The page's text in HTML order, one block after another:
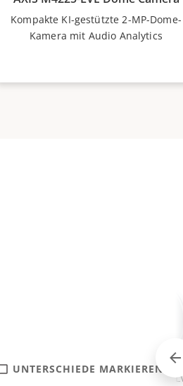
Kompakte KI-gestützte 2-MP-Dome-
Kamera mit Audio Analytics
UNTERSCHIEDE MARKIEREN
AXIS M4216-V AXIS M4218-